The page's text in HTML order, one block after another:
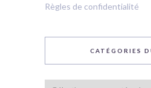
Règles de confidentialité
CATÉGORIES